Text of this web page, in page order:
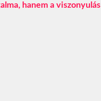
hanem a viszonyulás